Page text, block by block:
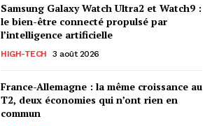
Samsung Galaxy Watch Ultra2 et Watch9 :
le bien-être connecté propulsé par
l’intelligence artificielle
HIGH-TECH 3 août 2026
France-Allemagne : la même croissance au
T2, deux économies qui n’ont rien en
commun